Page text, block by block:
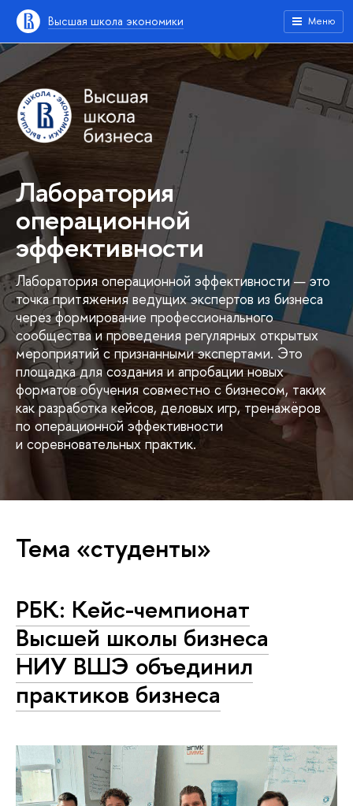
Высшая школа экономики Меню
Лаборатория
операционной
эффективности
Лаборатория операционной эффективности — это
точка притяжения ведущих экспертов из бизнеса
через формирование профессионального
сообщества и проведения регулярных открытых
мероприятий с признанными экспертами. Это
площадка для создания и апробации новых
форматов обучения совместно с бизнесом, таких
как разработка кейсов, деловых игр, тренажёров
по операционной эффективности
и соревновательных практик.
Тема «студенты»
РБК: Кейс-чемпионат
Высшей школы бизнеса
НИУ ВШЭ объединил
практиков бизнеса